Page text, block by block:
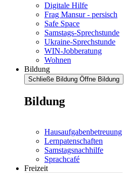
Digitale Hilfe
Frag Mansur - persisch
Safe Space
Samstags-Sprechstunde
Ukraine-Sprechstunde
WIN-Jobberatung
Wohnen
Bildung
Schließe Bildung Öffne Bildung
Bildung
Hausaufgabenbetreuung
Lernpatenschaften
Samstagsnachhilfe
Sprachcafé
Freizeit